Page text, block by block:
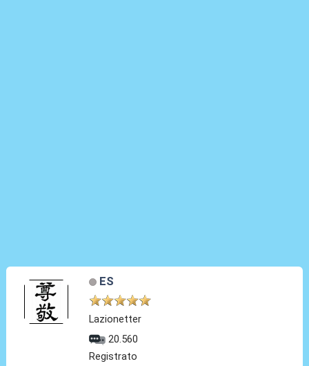
ES
Lazionetter
20.560
Registrato